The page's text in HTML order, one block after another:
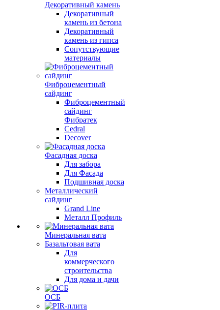
Декоративный камень
Декоративный
камень из бетона
Декоративный
камень из гипса
Сопутствующие
материалы
Фиброцементный
сайдинг
Фиброцементный
сайдинг
Фибратек
Cedral
Decover
Фасадная доска
Для забора
Для Фасада
Подшивная доска
Металлический
сайдинг
Grand Line
Металл Профиль
Минеральная вата
Базальтовая вата
Для
коммерческого
строительства
Для дома и дачи
ОСБ